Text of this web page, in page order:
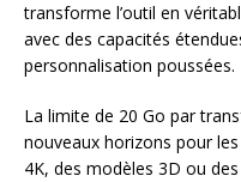
transforme l’outil en
avec des capacités
personnalisation poussées.
La limite de 20 Go par
nouveaux horizons pour
4K, des modèles 3D ou